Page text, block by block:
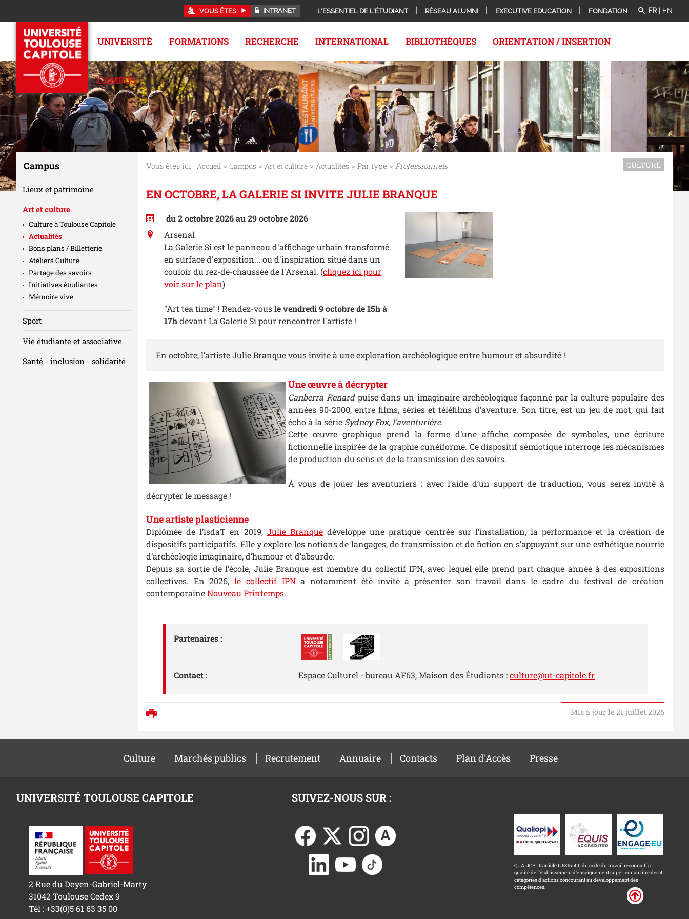
VOUS ÊTES INTRANET L'ESSENTIEL DE L'ÉTUDIANT RÉSEAU ALUMNI EXECUTIVE EDUCATION FONDATION FR EN
UNIVERSITÉ FORMATIONS RECHERCHE INTERNATIONAL BIBLIOTHÈQUES ORIENTATION / INSERTION
CAMPUS
Vous êtes ici : Accueil> Campus > Art et culture> Actualités > Par type > Professionnels CULTURE
EN OCTOBRE, LA GALERIE SI INVITE JULIE BRANQUE
du 2 octobre 2026 au 29 octobre 2026
Arsenal
La Galerie Si est le panneau d'affichage urbain transformé
en surface d'exposition... ou d'inspiration situé dans un
couloir du rez-de-chaussée de l'Arsenal. (cliquez ici pour
voir sur le plan)
"Art tea time" ! Rendez-vousle vendredi 9 octobre de 15h à
17hdevant La Galerie Si pour rencontrer l'artiste !
En octobre, l’artiste Julie Branque vous invite à une exploration archéologique entre humour et absurdité !
Une œuvre à décrypter
Canberra Renard puise dans un imaginaire archéologique façonné par la culture populaire des
années 90-2000, entre films, séries et téléfilms d’aventure. Son titre, est un jeu de mot, qui fait
écho à la série Sydney Fox, l’aventurière.
Cette œuvre graphique prend la forme d’une affiche composée de symboles, une écriture
fictionnelle inspirée de la graphie cunéiforme. Ce dispositif sémiotique interroge les mécanismes
de production du sens et de la transmission des savoirs.
À vous de jouer les aventuriers : avec l’aide d’un support de traduction, vous serez invité à
décrypter le message !
Une artiste plasticienne
Diplômée de l’isdaT en 2019, Julie Branquedéveloppe une pratique centrée sur l’installation, la performance et la création de
dispositifs participatifs. Elle y explore les notions de langages, de transmission et de fiction en s’appuyant sur une esthétique nourrie
d’archéologie imaginaire, d’humour et d’absurde.
Depuis sa sortie de l’école, Julie Branque est membre du collectif IPN, avec lequel elle prend part chaque année à des expositions
collectives. En 2026,le collectif IPNa notamment été invité à présenter son travail dans le cadre du festival de création
contemporaineNouveau Printemps.
Partenaires :
Contact : Espace Culturel - bureau AF63, Maison des Étudiants :culture@ut-capitole.fr
Mis à jour le 21 juillet 2026
Campus
Lieux et patrimoine
Art et culture
Culture à Toulouse Capitole
Actualités
Bons plans / Billetterie
Ateliers Culture
Partage des savoirs
Initiatives étudiantes
Mémoire vive
Sport
Vie étudiante et associative
Santé - inclusion - solidarité
Culture Marchés publics Recrutement Annuaire Contacts Plan d'Accès Presse
UNIVERSITÉ TOULOUSE CAPITOLE
2 Rue du Doyen-Gabriel-Marty
31042 Toulouse Cedex 9
Tél : +33(0)5 61 63 35 00
SUIVEZ-NOUS SUR :
QUALIOPI: L'article L.6316-4 II du code du travail reconnait la
qualité de l'établissement d'enseignement supérieur au titre des 4
catégories d'actions concourant au développement des
compétences.